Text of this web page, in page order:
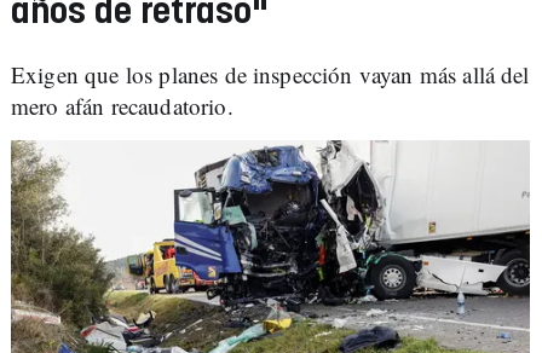
años de retraso"
Exigen que los planes de inspección vayan más allá del
mero afán recaudatorio.